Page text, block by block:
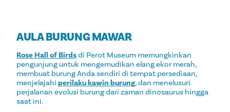
AULA BURUNG MAWAR
Rose Hall of Birdsdi Perot Museum memungkinkan
pengunjung untuk mengemudikan elang ekor merah,
membuat burung Anda sendiri di tempat persediaan,
menjelajahi perilaku kawin burung, dan menelusuri
perjalanan evolusi burung dari zaman dinosaurus hingga
saat ini.